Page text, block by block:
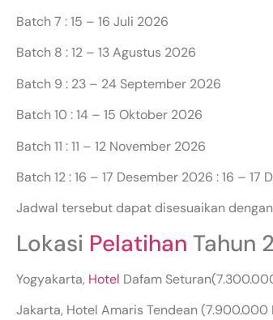
Batch 7 : 15 – 16 Juli 2026
Batch 8 : 12 – 13 Agustus 2026
Batch 9 : 23 – 24 September 2026
Batch 10 : 14 – 15 Oktober 2026
Batch 11 : 11 – 12 November 2026
Batch 12 : 16 – 17 Desember 2026 : 16 – 17
Jadwal tersebut dapat disesuaikan
Lokasi Pelatihan Tahun
Yogyakarta, Hotel Dafam
Jakarta, Hotel Amaris Tendean